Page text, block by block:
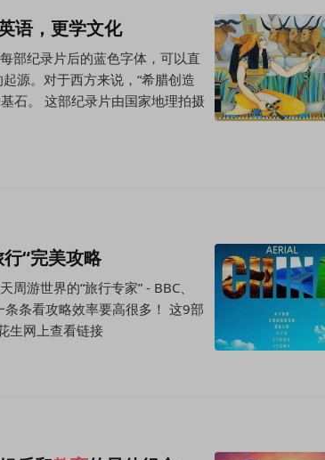
语，更学文化
部纪录片后的蓝色字体，可以直
源。对于西方来说，“希腊创造
石。 这部纪录片由国家地理拍摄
“完美攻略
游世界的“旅行专家” - BBC、
条看攻略效率要高很多！ 这9部
生网上查看链接